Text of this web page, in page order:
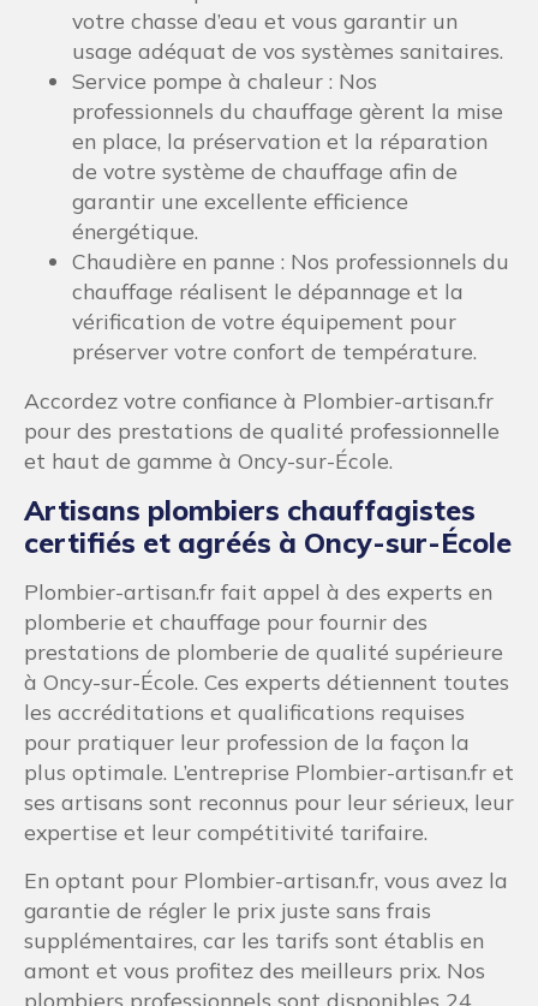
votre chasse d’eau et vous garantir un
usage adéquat de vos systèmes sanitaires.
Service pompe à chaleur : Nos
professionnels du chauffage gèrent la mise
en place, la préservation et la réparation
de votre système de chauffage afin de
garantir une excellente efficience
énergétique.
Chaudière en panne : Nos professionnels du
chauffage réalisent le dépannage et la
vérification de votre équipement pour
préserver votre confort de température.
Accordez votre confiance à Plombier-artisan.fr
pour des prestations de qualité professionnelle
et haut de gamme à Oncy-sur-École.
Artisans plombiers chauffagistes
certifiés et agréés à Oncy-sur-École
Plombier-artisan.fr fait appel à des experts en
plomberie et chauffage pour fournir des
prestations de plomberie de qualité supérieure
à Oncy-sur-École. Ces experts détiennent toutes
les accréditations et qualifications requises
pour pratiquer leur profession de la façon la
plus optimale. L’entreprise Plombier-artisan.fr et
ses artisans sont reconnus pour leur sérieux, leur
expertise et leur compétitivité tarifaire.
En optant pour Plombier-artisan.fr, vous avez la
garantie de régler le prix juste sans frais
supplémentaires, car les tarifs sont établis en
amont et vous profitez des meilleurs prix. Nos
plombiers professionnels sont disponibles 24